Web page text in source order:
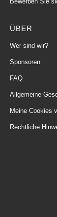
ÜBER
Wer sind wir?
Sponsoren
FAQ
Allgemeine
Meine Cookies
Rechtliche